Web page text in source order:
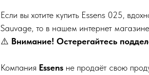
Если вы хотите купить Essens 025,
Sauvage, то в нашем интернет
⚠️ Внимание! Остерегайтесь
Компания Essens не продаёт свою